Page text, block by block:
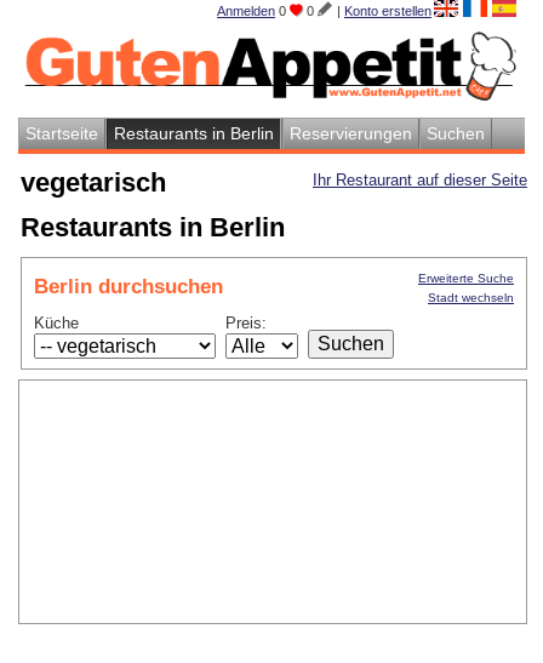
Anmelden 0 0 | Konto erstellen
Startseite Restaurants in Berlin Reservierungen Suchen
Ihr Restaurant auf dieser Seite
vegetarisch
Restaurants in Berlin
Berlin durchsuchen
Küche Preis:
Erweiterte Suche
Stadt wechseln